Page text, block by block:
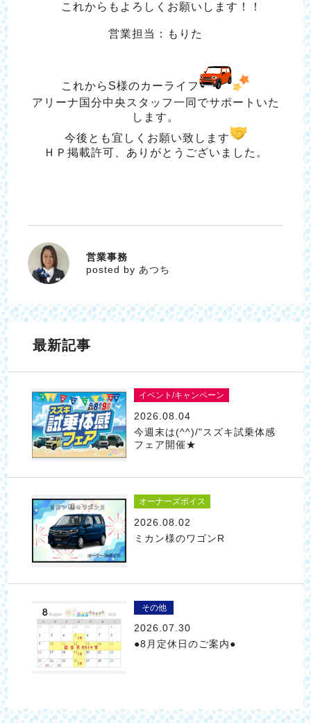
これからもよろしくお願いします！！
営業担当：もりた
これからS様のカーライフ
アリーナ国分中央スタッフ一同でサポートいた
します。
今後とも宜しくお願い致します
ＨＰ掲載許可、ありがとうございました。
あつち
営業事務
posted by あつち
最新記事
イベント/キャンペーン
2026.08.04
今週末は(^^)/"スズキ試乗体感
フェア開催★
オーナーズボイス
2026.08.02
ミカン様のワゴンR
その他
2026.07.30
●8月定休日のご案内●